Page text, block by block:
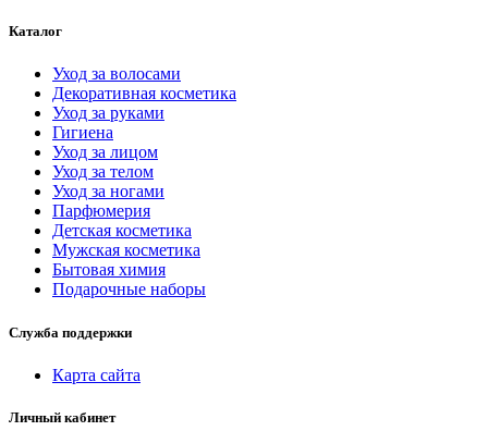
Каталог
Уход за волосами
Декоративная косметика
Уход за руками
Гигиена
Уход за лицом
Уход за телом
Уход за ногами
Парфюмерия
Детская косметика
Мужская косметика
Бытовая химия
Подарочные наборы
Служба поддержки
Карта сайта
Личный кабинет